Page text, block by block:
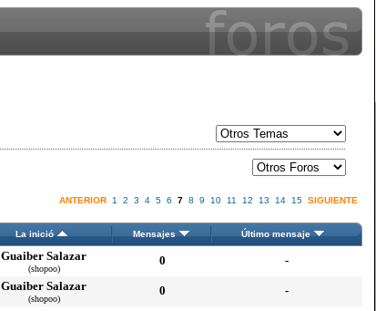
ANTERIOR 1 2 3 4 5 6 7 8 9 10 11 12 13 14 15 SIGUIENTE
La inició Mensajes Último mensaje
Guaiber Salazar
(shopoo)
0 -
Guaiber Salazar
(shopoo)
0 -